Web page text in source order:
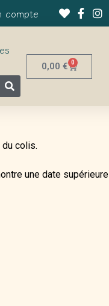
compte
0,00 € 0
colis.
une date supérieure